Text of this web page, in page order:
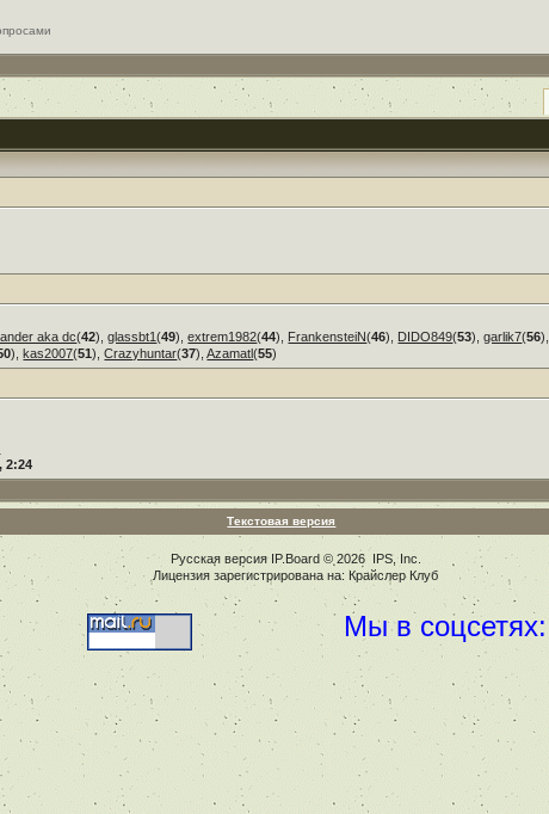
aka dc(42),glassbt1(49),extrem1982(44), FrankensteiN(46), DIDO849(53),garlik7(56),
),kas2007(51),Crazyhuntar(37),Azamatl(55)
2:24
Текстовая версия
Русская версия IP.Board© 2026 IPS, Inc
Лицензия зарегистрирована на: Крайслер Клуб
Мы в соцсетях: